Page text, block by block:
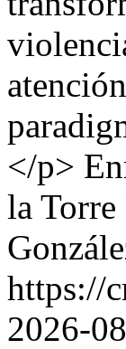
</p>
la Torre
https://
2026-